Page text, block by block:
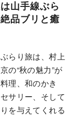
山手線ぶら
品ブリと癒
らり旅は、村上
の“秋の魅力”が
理、和のかき
サリー、そして
を与えてくれる